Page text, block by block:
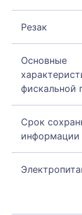
Резак
Основные
фискальной
Срок